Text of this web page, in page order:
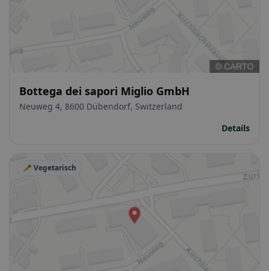
Bottega dei sapori Miglio GmbH
Neuweg 4, 8600 Dübendorf, Switzerland
Details
🥕 Vegetarisch